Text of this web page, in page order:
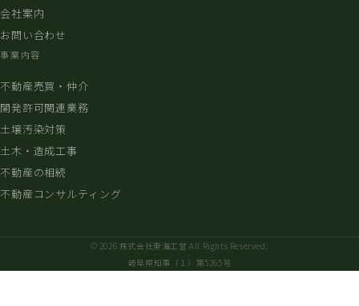
会社案内
お問い合わせ
事業内容
不動産売買・仲介
開発許可関連業務
土壌汚染対策
土木・造成工事
不動産の相続
不動産コンサルティング
© 2026 株式会社東海工営 All Rights Reserved.
岐阜県知事（１）第5265号